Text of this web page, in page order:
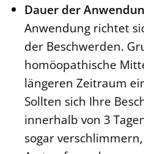
Dauer der
Anwendung richtet
der Beschwerden.
homöopathische
längeren Zeitraum
Sollten sich Ihre
innerhalb von 3
sogar